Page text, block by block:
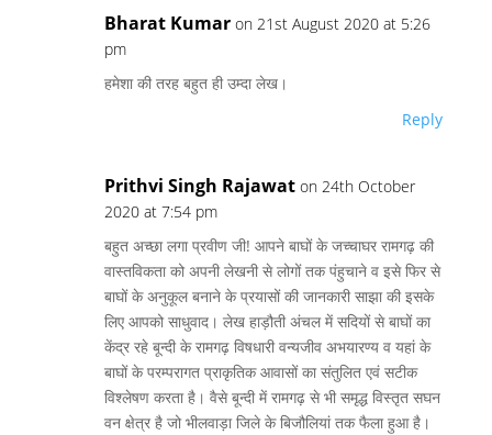
Bharat Kumar on 21st August 2020 at 5:26
pm
हमेशा की तरह बहुत ही उम्दा लेख।
Reply
Prithvi Singh Rajawat on 24th October
2020 at 7:54 pm
बहुत अच्छा लगा प्रवीण जी! आपने बाघों के जच्चाघर रामगढ़ की
वास्तविकता को अपनी लेखनी से लोगों तक पंहुचाने व इसे फिर से
बाघों के अनुकूल बनाने के प्रयासों की जानकारी साझा की इसके
लिए आपको साधुवाद। लेख हाड़ौती अंचल में सदियों से बाघों का
केंद्र रहे बून्दी के रामगढ़ विषधारी वन्यजीव अभयारण्य व यहां के
बाघों के परम्परागत प्राकृतिक आवासों का संतुलित एवं सटीक
विश्लेषण करता है। वैसे बून्दी में रामगढ़ से भी समृद्ध विस्तृत सघन
वन क्षेत्र है जो भीलवाड़ा जिले के बिजौलियां तक फैला हुआ है।